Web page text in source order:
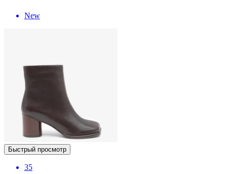
New
Быстрый просмотр
35